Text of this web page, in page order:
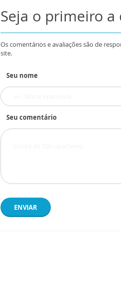
Seja o primeiro
Os comentários e avaliações são de
site.
Seu nome
Seu comentário
ENVIAR